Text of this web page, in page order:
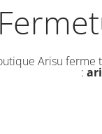
Arisu ferme
: